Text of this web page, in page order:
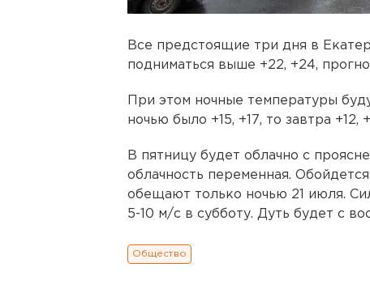
Все предстоящие три дня в
подниматься выше +22, +24,
При этом ночные температуры
ночью было +15, +17, то завтра +12,
В пятницу будет облачно с
облачность переменная.
обещают только ночью 21 июля.
5-10 м/с в субботу. Дуть будет с
Общество